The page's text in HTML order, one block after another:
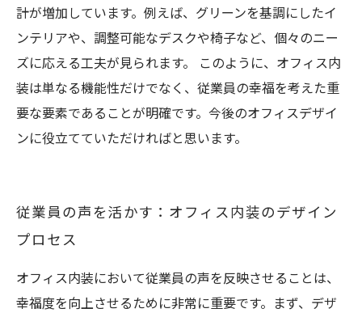
計が増加しています。例えば、グリーンを基調にしたイ
ンテリアや、調整可能なデスクや椅子など、個々のニー
ズに応える工夫が見られます。 このように、オフィス内
装は単なる機能性だけでなく、従業員の幸福を考えた重
要な要素であることが明確です。今後のオフィスデザイ
ンに役立てていただければと思います。
従業員の声を活かす：オフィス内装のデザイン
プロセス
オフィス内装において従業員の声を反映させることは、
幸福度を向上させるために非常に重要です。まず、デザ